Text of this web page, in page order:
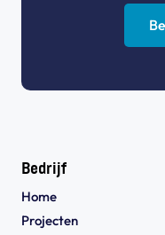
Bedrijf
Home
Projecten